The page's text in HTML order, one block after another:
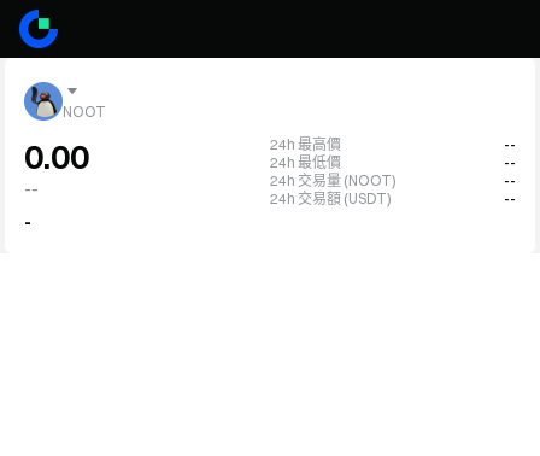
NOOT
0.00
--
-
24h 最高價
--
24h 最低價
--
24h 交易量 (NOOT)
--
24h 交易額 (USDT)
--